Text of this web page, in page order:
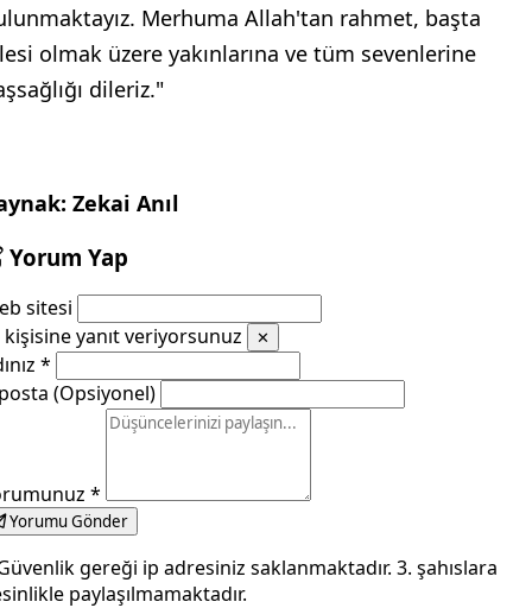
Merhuma Allah'tan rahmet, başta
olmak üzere yakınlarına ve tüm sevenlerine
dileriz."
Zekai Anıl
Yorum Yap
sitesi
kişisine yanıt veriyorsunuz
✕
*
(Opsiyonel)
*
Yorumu Gönder
gereği ip adresiniz saklanmaktadır. 3. şahıslara
paylaşılmamaktadır.